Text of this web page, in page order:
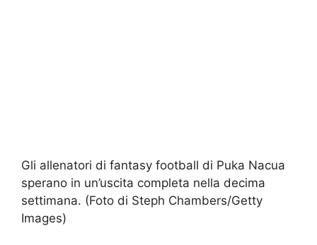
Gli allenatori di fantasy football di Puka Nacua
sperano in un’uscita completa nella decima
settimana. (Foto di Steph Chambers/Getty
Images)